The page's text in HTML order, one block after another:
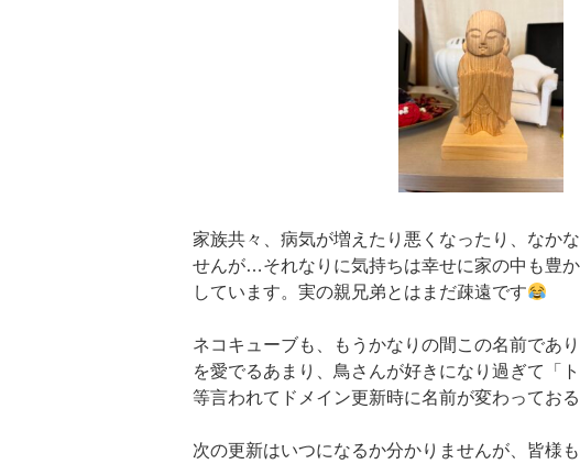
家族共々、病気が増えたり悪くなったり、なか
せんが…それなりに気持ちは幸せに家の中も豊
しています。実の親兄弟とはまだ疎遠です
ネコキューブも、もうかなりの間この名前であ
を愛でるあまり、鳥さんが好きになり過ぎて「
等言われてドメイン更新時に名前が変わっておる
次の更新はいつになるか分かりませんが、皆様